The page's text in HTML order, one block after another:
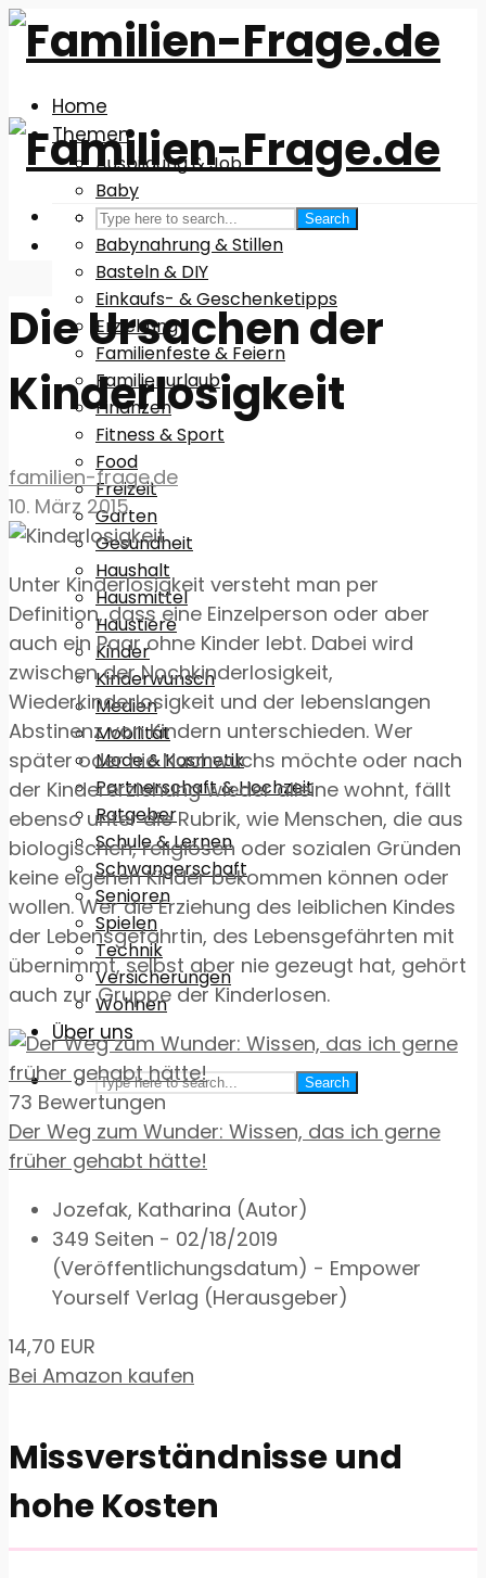
Home
Themen
Ausbildung & Job
Baby
Babyausstattung
Babynahrung & Stillen
Basteln & DIY
Einkaufs- & Geschenketipps
Erziehung
Familienfeste & Feiern
Familienurlaub
Finanzen
Fitness & Sport
Food
Freizeit
Garten
Gesundheit
Haushalt
Hausmittel
Haustiere
Kinder
Kinderwunsch
Medien
Mobilität
Mode & Kosmetik
Partnerschaft & Hochzeit
Ratgeber
Schule & Lernen
Schwangerschaft
Senioren
Spielen
Technik
Versicherungen
Wohnen
Über uns
Search
Search
Die Ursachen der
Kinderlosigkeit
familien-frage.de
10. März 2015
Unter Kinderlosigkeit versteht man per
Definition, dass eine Einzelperson oder aber
auch ein Paar ohne Kinder lebt. Dabei wird
zwischen der Nochkinderlosigkeit,
Wiederkinderlosigkeit und der lebenslangen
Abstinenz von Kindern unterschieden. Wer
später oder nie Nachwuchs möchte oder nach
der Kindererziehung wieder alleine wohnt, fällt
ebenso unter die Rubrik, wie Menschen, die aus
biologischen, religiösen oder sozialen Gründen
keine eigenen Kinder bekommen können oder
wollen. Wer die Erziehung des leiblichen Kindes
der Lebensgefährtin, des Lebensgefährten mit
übernimmt, selbst aber nie gezeugt hat, gehört
auch zur Gruppe der Kinderlosen.
73 Bewertungen
Der Weg zum Wunder: Wissen, das ich gerne
früher gehabt hätte!
Jozefak, Katharina (Autor)
349 Seiten - 02/18/2019
(Veröffentlichungsdatum) - Empower
Yourself Verlag (Herausgeber)
14,70 EUR
Bei Amazon kaufen
Missverständnisse und
hohe Kosten